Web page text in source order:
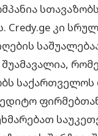
Credy.ge კი
საქართველოს